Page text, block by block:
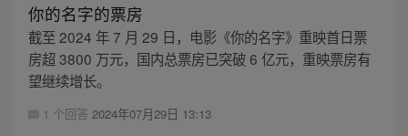
你的名字的票房
截至 2024 年 7 月 29 日，电影《你的名字》重映首日票
房超 3800 万元，国内总票房已突破 6 亿元，重映票房有
望继续增长。
1 个回答 2024年07月29日 13:13